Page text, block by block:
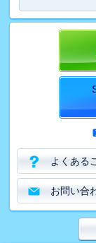
よくある
お問い合